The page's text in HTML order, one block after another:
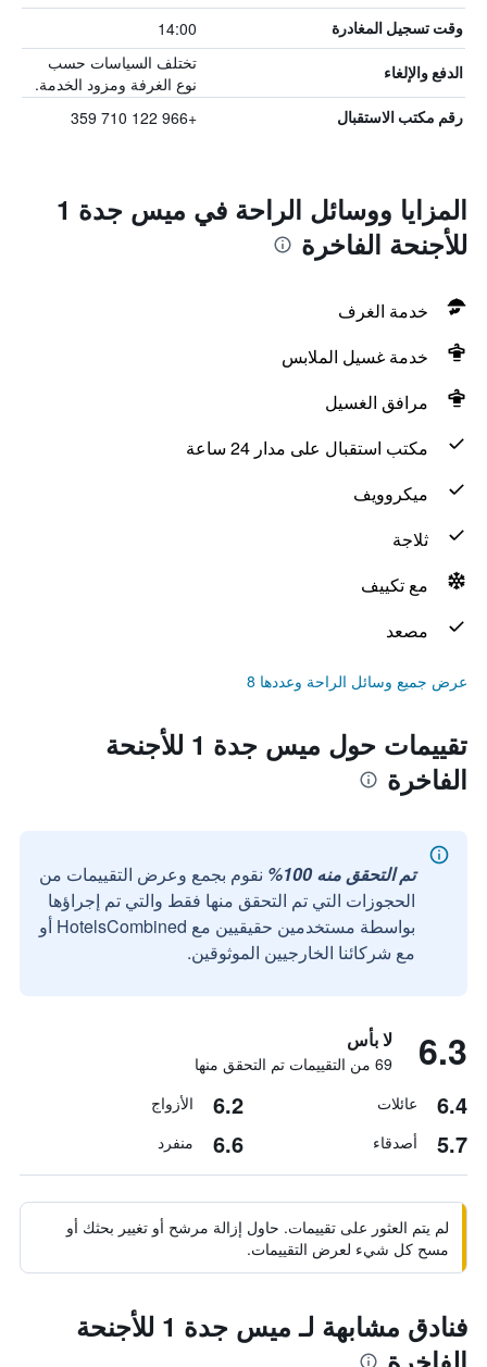
وقت تسجيل المغادرة 14:00
الدفع والإلغاء
تختلف السياسات حسب
نوع الغرفة ومزود الخدمة.
رقم مكتب الاستقبال +966 122 710 359
المزايا ووسائل الراحة في ميس جدة 1
للأجنحة الفاخرة
خدمة الغرف
خدمة غسيل الملابس
مرافق الغسيل
مكتب استقبال على مدار 24 ساعة
ميكروويف
ثلاجة
مع تكييف
مصعد
عرض جميع وسائل الراحة وعددها 8
تقييمات حول ميس جدة 1 للأجنحة
الفاخرة
تم التحقق منه 100%
نقوم بجمع وعرض التقييمات من
الحجوزات التي تم التحقق منها فقط والتي تم إجراؤها
بواسطة مستخدمين حقيقيين مع HotelsCombined أو
مع شركائنا الخارجيين الموثوقين.
6.3 لا بأس
69 من التقييمات تم التحقق منها
6.4 عائلات 6.2 الأزواج
5.7 أصدقاء 6.6 منفرد
لم يتم العثور على تقييمات. حاول إزالة مرشح أو تغيير بحثك أو
مسح كل شيء لعرض التقييمات.
فنادق مشابهة لـ ميس جدة 1 للأجنحة